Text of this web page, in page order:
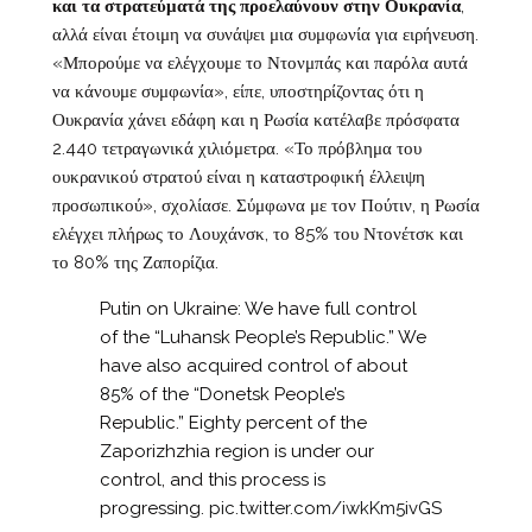
και τα στρατεύματά της προελαύνουν στην Ουκρανία,
αλλά είναι έτοιμη να συνάψει μια συμφωνία για ειρήνευση.
«Μπορούμε να ελέγχουμε το Ντονμπάς και παρόλα αυτά
να κάνουμε συμφωνία», είπε, υποστηρίζοντας ότι η
Ουκρανία χάνει εδάφη και η Ρωσία κατέλαβε πρόσφατα
2.440 τετραγωνικά χιλιόμετρα. «Το πρόβλημα του
ουκρανικού στρατού είναι η καταστροφική έλλειψη
προσωπικού», σχολίασε. Σύμφωνα με τον Πούτιν, η Ρωσία
ελέγχει πλήρως το Λουχάνσκ, το 85% του Ντονέτσκ και
το 80% της Ζαπορίζια.
Putin on Ukraine: We have full control
of the “Luhansk People’s Republic.” We
have also acquired control of about
85% of the “Donetsk People’s
Republic.” Eighty percent of the
Zaporizhzhia region is under our
control, and this process is
progressing. pic.twitter.com/iwkKm5ivGS